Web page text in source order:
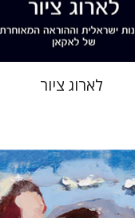
$35
$26
לארוג ציור
נעמה שפי ענת פירסט